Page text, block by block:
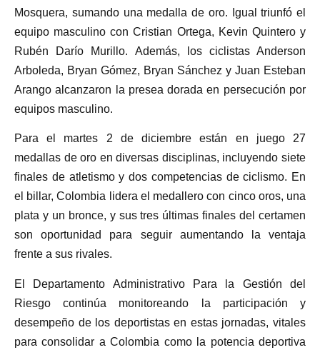
Mosquera, sumando una medalla de oro. Igual triunfó el
equipo masculino con Cristian Ortega, Kevin Quintero y
Rubén Darío Murillo. Además, los ciclistas Anderson
Arboleda, Bryan Gómez, Bryan Sánchez y Juan Esteban
Arango alcanzaron la presea dorada en persecución por
equipos masculino.
Para el martes 2 de diciembre están en juego 27
medallas de oro en diversas disciplinas, incluyendo siete
finales de atletismo y dos competencias de ciclismo. En
el billar, Colombia lidera el medallero con cinco oros, una
plata y un bronce, y sus tres últimas finales del certamen
son oportunidad para seguir aument­ando la ventaja
frente a sus rivales.
El Departamento Administrativo Para la Gestión del
Riesgo continúa monitoreando la participación y
desempeño de los deportistas en estas jornadas, vitales
para consolidar a Colombia como la potencia deportiva